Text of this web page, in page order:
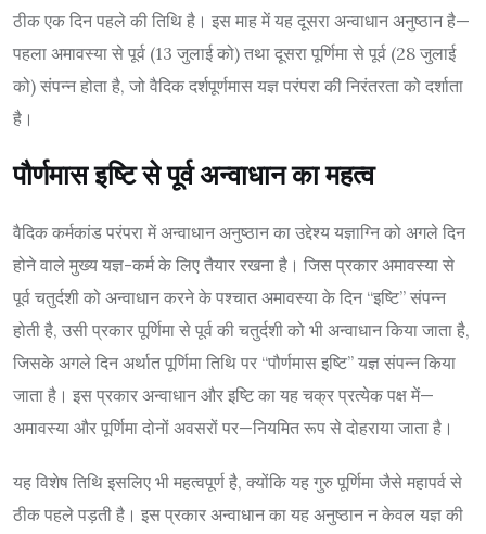
ठीक एक दिन पहले की तिथि है। इस माह में यह दूसरा अन्वाधान अनुष्ठान है—
पहला अमावस्या से पूर्व (13 जुलाई को) तथा दूसरा पूर्णिमा से पूर्व (28 जुलाई
को) संपन्न होता है, जो वैदिक दर्शपूर्णमास यज्ञ परंपरा की निरंतरता को दर्शाता
है।
पौर्णमास इष्टि से पूर्व अन्वाधान का महत्व
वैदिक कर्मकांड परंपरा में अन्वाधान अनुष्ठान का उद्देश्य यज्ञाग्नि को अगले दिन
होने वाले मुख्य यज्ञ-कर्म के लिए तैयार रखना है। जिस प्रकार अमावस्या से
पूर्व चतुर्दशी को अन्वाधान करने के पश्चात अमावस्या के दिन “इष्टि” संपन्न
होती है, उसी प्रकार पूर्णिमा से पूर्व की चतुर्दशी को भी अन्वाधान किया जाता है,
जिसके अगले दिन अर्थात पूर्णिमा तिथि पर “पौर्णमास इष्टि” यज्ञ संपन्न किया
जाता है। इस प्रकार अन्वाधान और इष्टि का यह चक्र प्रत्येक पक्ष में—
अमावस्या और पूर्णिमा दोनों अवसरों पर—नियमित रूप से दोहराया जाता है।
यह विशेष तिथि इसलिए भी महत्वपूर्ण है, क्योंकि यह गुरु पूर्णिमा जैसे महापर्व से
ठीक पहले पड़ती है। इस प्रकार अन्वाधान का यह अनुष्ठान न केवल यज्ञ की